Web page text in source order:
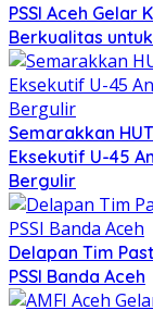
PSSI Aceh Gelar
Berkualitas
Semarakkan
Eksekutif U-45
Bergulir
Delapan Tim
PSSI Banda Aceh